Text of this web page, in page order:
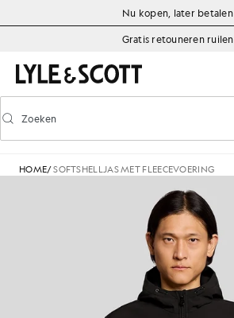
Ga naar de hoofdinhoud
Informatie over toegankelijkheid
Nu kopen, later betalen
Gratis retouneren ruilen
Voorspellend zoeken in- of uitschakelen
Zoeken
HOME/SOFTSHELLJAS MET FLEECEVOERING